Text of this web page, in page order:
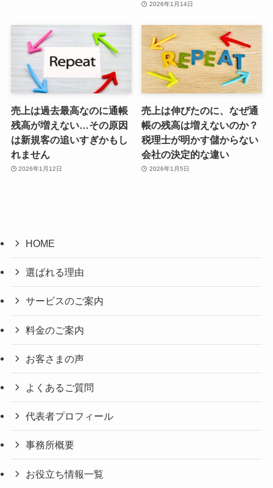
2026年1月14日
売上は過去最高なのに通帳
残高が増えない…その原因
は新規客の追いすぎかもし
れません
2026年1月12日
売上は伸びたのに、なぜ通
帳の残高は増えないのか？
税理士が明かす儲からない
会社の決定的な違い
2026年1月5日
HOME
選ばれる理由
サービスのご案内
料金のご案内
お客さまの声
よくあるご質問
代表者プロフィール
事務所概要
お役立ち情報一覧